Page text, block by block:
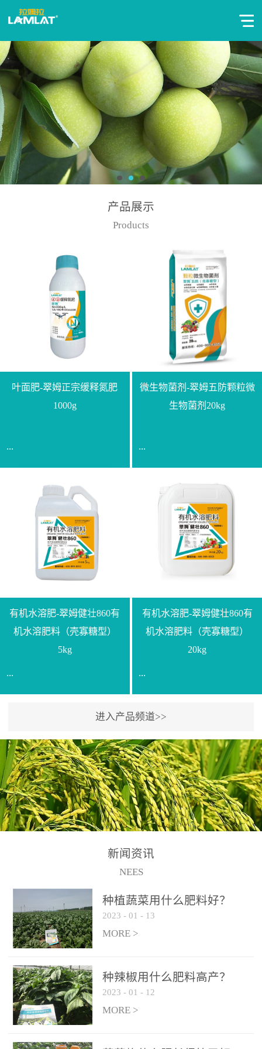
产品展示
Products
叶面肥-翠姆正宗缓释氮肥
1000g
...
【通用名称】脲甲醛缓释
氮肥【产品形态】水剂
【产品规格】1000g【技术
指标】N≥330g/L【企业标
准】Q/LML O01-2022【使
用方法】1、飞防：每亩
复配其他农药、肥料并提
高药效，间隔2-3周，可连
释均匀喷施苗床;移栽前一
天，用同样方法再喷施一
次。移栽前使用，储存在
苗株体内，移栽后，逐步
释放并快速补充营养。3、
作为补氮肥使用：30-100
倍喷施，在开花前期、幼
果期及采摘后各施一次，
间隔2-3周喷施一次。4、
作为叶面肥喷施使用：稀
周喷施一次。5、冲施及滴
灌：亩用量2-3公斤，冲施
进水75%后再进肥效果更
佳。
微生物菌剂-翠姆五防颗粒微
生物菌剂20kg
...
【通用名称】微生物菌剂
【产品剂型】颗粒【产品
规格】20kg【技术指标】
有效活菌数≥10.0亿/克【增
效物质】有机质≥40%;小分
子有机碳≥23%;壳寡糖
底肥：亩用本品40kg-
100kg可替代有机肥，配合
与复合肥、水溶肥或细土
混均后沟施、穴施、撒施
均可。3、沟施穴施:幼树
环状沟施，每棵用150-
200g，成年树放射状沟
施，每棵用0.5kg-1kg，可
拌肥施，也可拌土施。4、
拌苗床土：每平方米苗床
土用本品1kg-2kg与苗床土
混匀后播种。5、园林盆
土用本品30g-50g追肥或作
底肥。
有机水溶肥-翠姆健壮860有
机水溶肥料（壳寡糖型）
5kg
...
【通用名称】有机水溶肥
料【产品剂型】水剂【产
品规格】5kg、20kg【技术
指标】有机质≥200g/L、
N+K2O70g/L、PH:6.5-
8.5、水不溶物≤50g/L【执
行标准】NY/T3831-
(2019)准字15306号【使用
灌及无土栽培和营养液的
配方施肥。1、苗期冲施、
滴灌:3-5kg/亩/次(45-75kg/
公顷/次)。2、花前花后或
生长前期︰冲施、滴灌2.5-
5kg/亩/次配合大量元素水
溶肥一起使用，花芽、花
苞饱满，座果率高。3、幼
有机水溶肥-翠姆健壮860有
机水溶肥料（壳寡糖型）
20kg
...
【通用名称】有机水溶肥
料【产品剂型】水剂【产
品规格】5kg、20kg【技术
指标】有机质≥200g/L、
N+K2O70g/L、PH:6.5-
8.5、水不溶物≤50g/L【执
行标准】NY/T3831-
(2019)准字15306号【使用
方法】适合于基施、追
灌及无土栽培和营养液的
配方施肥。1、苗期冲施、
5kg/亩/次配合大量元素水
进入产品频道>>
新闻资讯
NEES
种植蔬菜用什么肥料好？
2023 - 01 - 13
MORE >
种辣椒用什么肥料高产？
2023 - 01 - 12
MORE >